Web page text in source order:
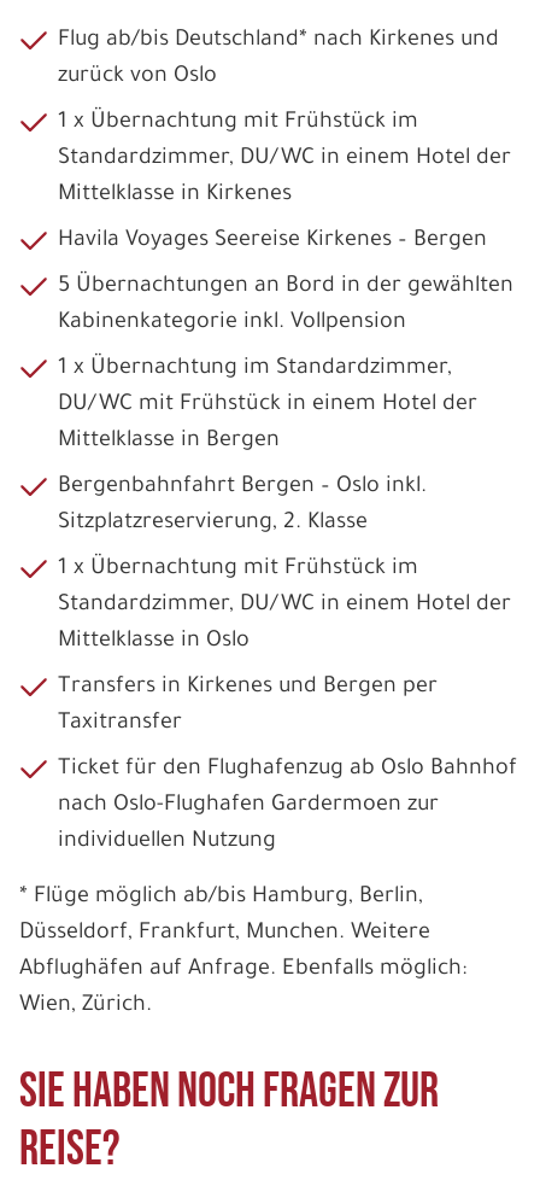
Flug ab/bis Deutschland* nach Kirkenes und
zurück von Oslo
1 x Übernachtung mit Frühstück im
Standardzimmer, DU/WC in einem Hotel der
Mittelklasse in Kirkenes
Havila Voyages Seereise Kirkenes – Bergen
5 Übernachtungen an Bord in der gewählten
Kabinenkategorie inkl. Vollpension
1 x Übernachtung im Standardzimmer,
DU/WC mit Frühstück in einem Hotel der
Mittelklasse in Bergen
Bergenbahnfahrt Bergen – Oslo inkl.
Sitzplatzreservierung, 2. Klasse
1 x Übernachtung mit Frühstück im
Standardzimmer, DU/WC in einem Hotel der
Mittelklasse in Oslo
Transfers in Kirkenes und Bergen per
Taxitransfer
Ticket für den Flughafenzug ab Oslo Bahnhof
nach Oslo-Flughafen Gardermoen zur
individuellen Nutzung
* Flüge möglich ab/bis Hamburg, Berlin,
Düsseldorf, Frankfurt, Munchen. Weitere
Abflughäfen auf Anfrage. Ebenfalls möglich:
Wien, Zürich.
Sie haben noch Fragen zur
Reise?